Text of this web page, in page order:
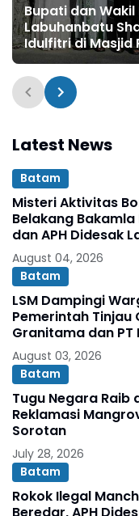
Bupati dan
Labuhanbatu
Idulfitri di Masjid
Ikhlas Ujung
Latest News
Batam
Misteri Aktivitas
Belakang
dan APH Didesak
August 04, 2026
Batam
LSM Dampingi
Pemerintah Tinjau
Granitama dan PT
August 03, 2026
Batam
Tugu Negara Raib
Reklamasi
Sorotan
July 28, 2026
Batam
Rokok Ilegal